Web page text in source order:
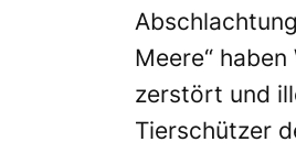
Meere“
zerstört und
Tierschützer